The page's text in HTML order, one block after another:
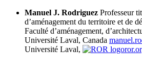
Manuel J. Rodriguez Professeur
d’aménagement du territoire et de
Faculté d’aménagement,
Université Laval, Canada
Université Laval,